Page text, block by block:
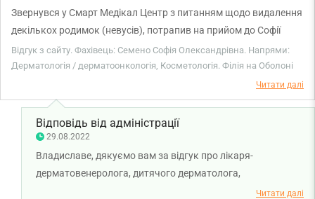
Звернувся у Смарт Медікал Центр з питанням щодо видалення
декількох родимок (невусів), потрапив на прийом до Софії
Олександрівни. Спочатку була консультація, а через пару днів
зробила видалення, все пройшло досить швидко і безболісно,
потім надала у друкованому вигляді рекомендації по догляду.
Клініка і лікар справили позитивне враження)
Відгук з сайту. Фахівець: Семено Софія Олександрівна. Напрями:
Дерматологія / дерматоонкологія, Косметологія. Філія на Оболоні
Читати далі
Відповідь від адміністрації
29.08.2022
Владиславе, дякуємо вам за відгук про лікаря-
дерматовенеролога, дитячого дерматолога,
косметолога, трихолога Семено Софію Олександрівну.
Читати далі